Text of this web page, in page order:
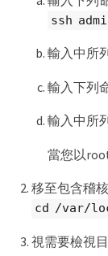
ssh
輸入中所
輸入下列
輸入中所
當您以
移至包含稽
cd /var/
視需要檢視